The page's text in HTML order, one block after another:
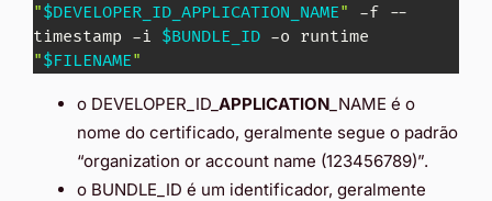
"$DEVELOPER_ID_APPLICATION_NAME"
-f --
timestamp -i $BUNDLE_ID
"$FILENAME"
o DEVELOPER_ID_ APPLICATION _NAME é o
nome do certificado, geralmente segue o padrão
“organization or account name (123456789)”.
o BUNDLE_ID é um identificador, geralmente